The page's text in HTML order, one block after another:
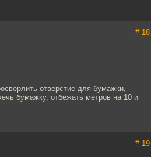
# 18
отверстие для бумажки,
бумажку, отбежать метров на 10 и
# 19